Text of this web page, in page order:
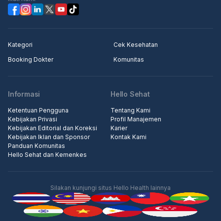
Kategori
Cek Kesehatan
Booking Dokter
Komunitas
Informasi
Ketentuan Pengguna
Kebijakan Privasi
Kebijakan Editorial dan Koreksi
Kebijakan Iklan dan Sponsor
Panduan Komunitas
Hello Sehat dan Kemenkes
Hello Sehat
Tentang Kami
Profil Manajemen
Karier
Kontak Kami
Silakan kunjungi situs Hello Health lainnya